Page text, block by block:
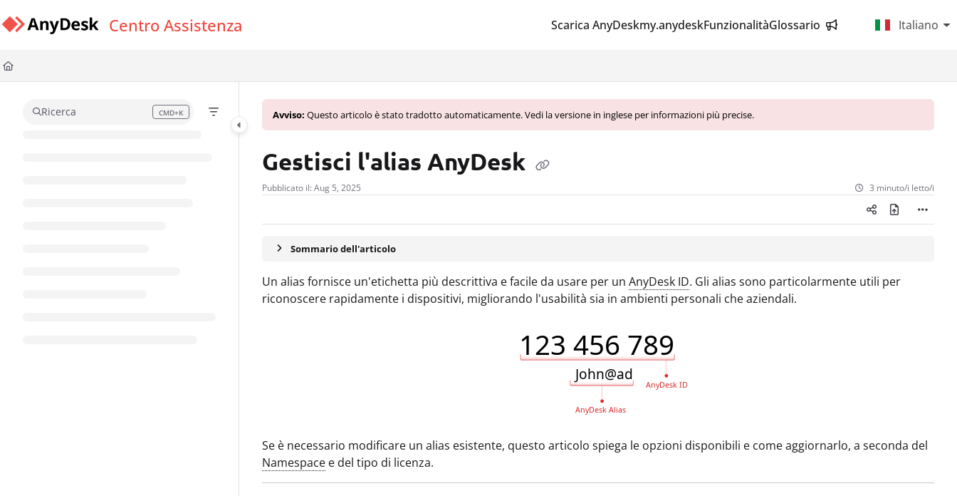
Documentation Index
Fetch the complete documentation index at:https://support.anydesk.com/llms.txt
Use this file to discover all available pages before exploring further.
Centro Assistenza Scarica AnyDeskmy.anydeskFunzionalitàGlossario Italiano
Ricerca CMD+K
Press CMD+K to open search Avviso: Questo articolo è stato tradotto automaticamente. Vedi la versione in inglese per informazioni più precise.
Gestisci l'alias AnyDesk
Pubblicato il: Aug 5, 2025 3 minuto/i letto/i
Sommario dell'articolo
Un alias fornisce un'etichetta più descrittiva e facile da usare per un AnyDesk ID. Gli alias sono particolarmente utili per
riconoscere rapidamente i dispositivi, migliorando l'usabilità sia in ambienti personali che aziendali.
Se è necessario modificare un alias esistente, questo articolo spiega le opzioni disponibili e come aggiornarlo, a seconda del
Namespace e del tipo di licenza.